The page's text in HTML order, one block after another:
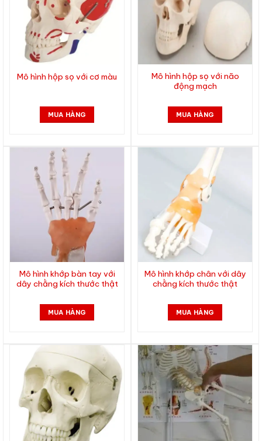
Mô hình hộp sọ với cơ màu
MUA HÀNG
Mô hình hộp sọ với não
động mạch
MUA HÀNG
Mô hình khớp bàn tay với
dây chằng kích thước thật
MUA HÀNG
Mô hình khớp chân với dây
chằng kích thước thật
MUA HÀNG